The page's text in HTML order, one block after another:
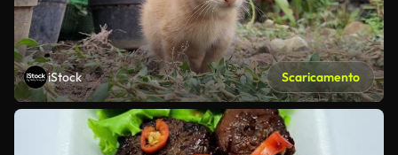
iStock Scaricamento